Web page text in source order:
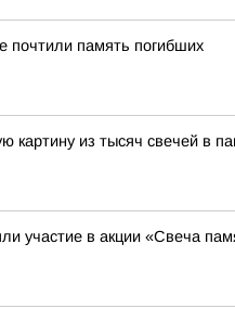
почтили память погибших
картину из тысяч свечей в
участие в акции «Свеча